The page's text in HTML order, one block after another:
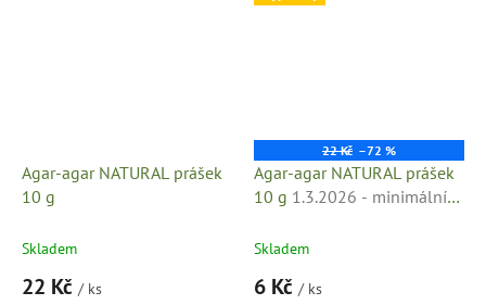
Agar-agar NATURAL prášek
10 g
Skladem
22 Kč / ks
22 Kč –72 %
Agar-agar NATURAL prášek
10 g 1.3.2026 - minimální
Skladem
6 Kč / ks